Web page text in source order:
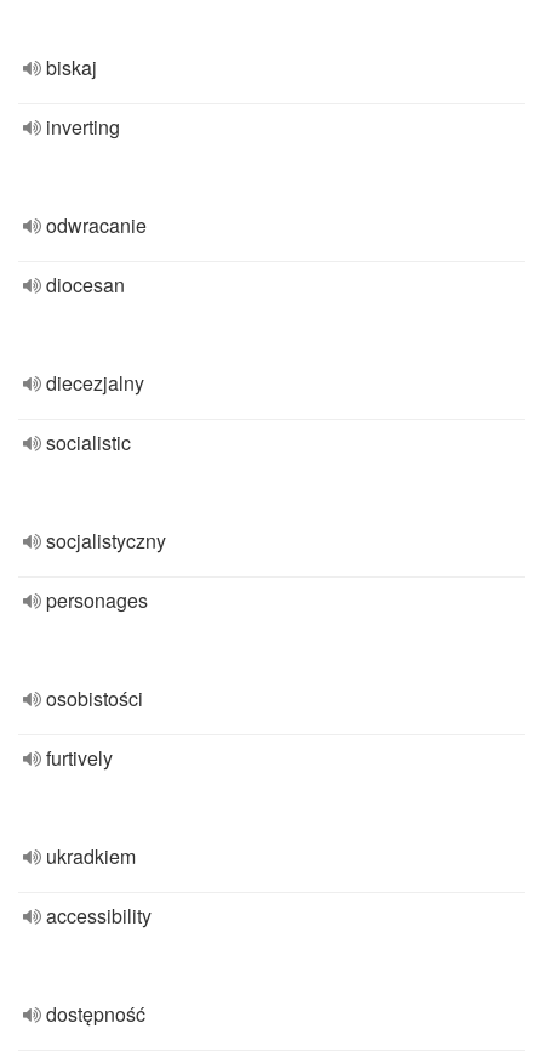
biskaj
inverting
odwracanie
diocesan
diecezjalny
socialistic
socjalistyczny
personages
osobistości
furtively
ukradkiem
accessibility
dostępność